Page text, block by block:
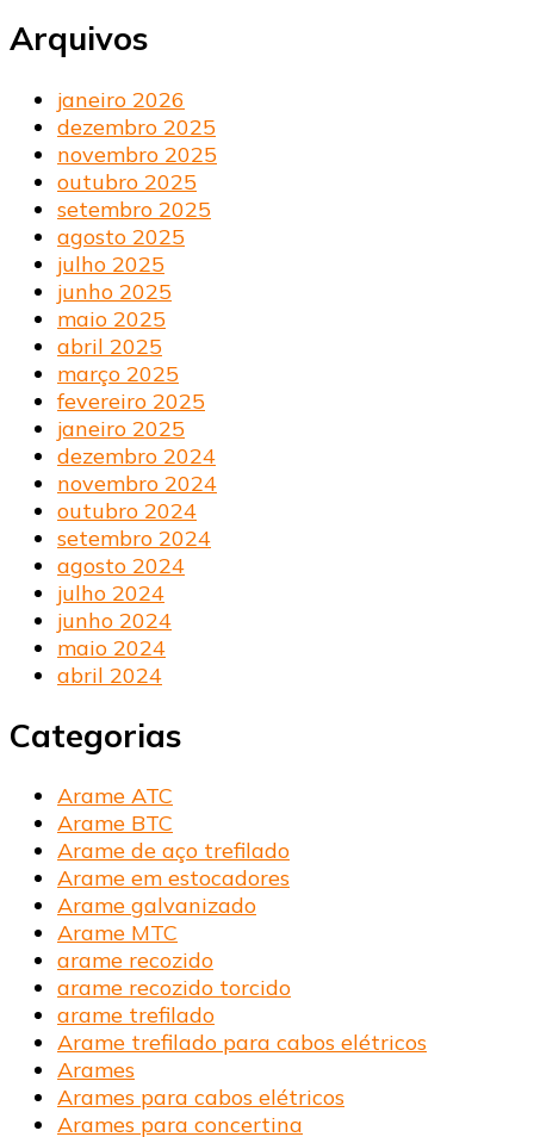
Arquivos
janeiro 2026
dezembro 2025
novembro 2025
outubro 2025
setembro 2025
agosto 2025
julho 2025
junho 2025
maio 2025
abril 2025
março 2025
fevereiro 2025
janeiro 2025
dezembro 2024
novembro 2024
outubro 2024
setembro 2024
agosto 2024
julho 2024
junho 2024
maio 2024
abril 2024
Categorias
Arame ATC
Arame BTC
Arame de aço trefilado
Arame em estocadores
Arame galvanizado
Arame MTC
arame recozido
arame recozido torcido
arame trefilado
Arame trefilado para cabos elétricos
Arames
Arames para cabos elétricos
Arames para concertina